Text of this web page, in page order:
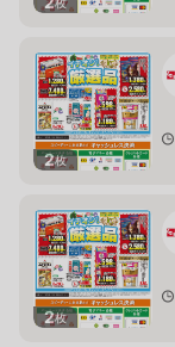
2枚
2枚